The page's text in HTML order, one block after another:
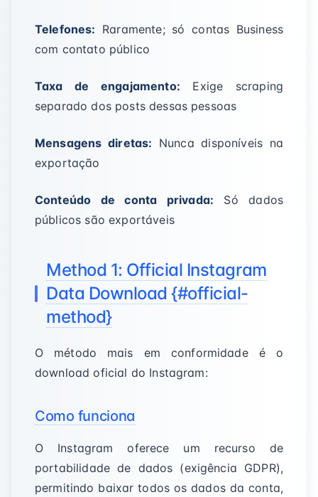
Telefones: Raramente; só contas Business
com contato público
Taxa de engajamento: Exige scraping
separado dos posts dessas pessoas
Mensagens diretas: Nunca disponíveis na
exportação
Conteúdo de conta privada: Só dados
públicos são exportáveis
Method 1: Official Instagram
Data Download {#official-
method}
O método mais em conformidade é o
download oficial do Instagram:
Como funciona
O Instagram oferece um recurso de
portabilidade de dados (exigência GDPR),
permitindo baixar todos os dados da conta,